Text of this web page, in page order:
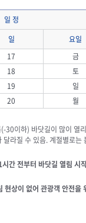
일 정
일 요일
17 금
18
토
19
일
20
월
30이하) 바닷길이 많이 열
달라질 수 있음. 계절별로는
시간 전부터 바닷길 열림 시
현상이 없어 관광객 안전을